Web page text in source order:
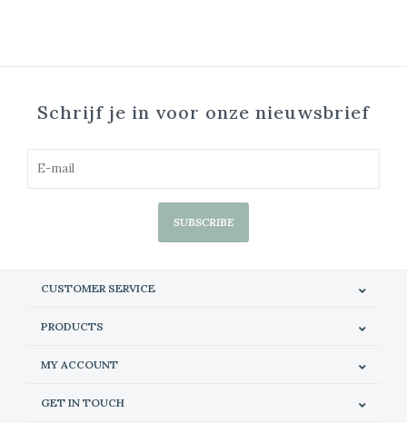
Schrijf je in voor onze nieuwsbrief
SUBSCRIBE
CUSTOMER SERVICE
PRODUCTS
MY ACCOUNT
GET IN TOUCH